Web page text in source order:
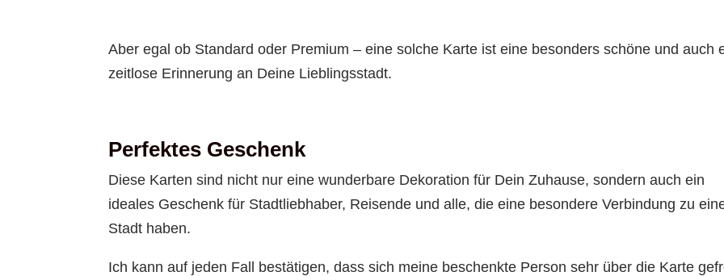
Aber egal ob Standard oder Premium – eine solche Karte ist eine besonders schöne und auch
zeitlose Erinnerung an Deine Lieblingsstadt.
Perfektes Geschenk
Diese Karten sind nicht nur eine wunderbare Dekoration für Dein Zuhause, sondern auch ein
ideales Geschenk für Stadtliebhaber, Reisende und alle, die eine besondere Verbindung zu
Stadt haben.
Ich kann auf jeden Fall bestätigen, dass sich meine beschenkte Person sehr über die Karte